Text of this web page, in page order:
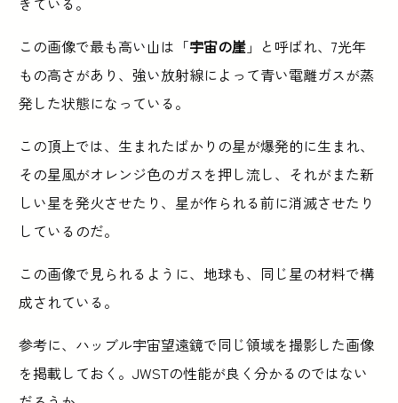
この画像で最も高い山は「宇宙の崖 」と呼ばれ、7光年
もの高さがあり、強い放射線によって青い電離ガスが蒸
発した状態になっている。
この頂上では、生まれたばかりの星が爆発的に生まれ、
その星風がオレンジ色のガスを押し流し、それがまた新
しい星を発火させたり、星が作られる前に消滅させたり
しているのだ。
この画像で見られるように、地球も、同じ星の材料で構
成されている。
参考に、ハッブル宇宙望遠鏡で同じ領域を撮影した画像
を掲載しておく。JWSTの性能が良く分かるのではない